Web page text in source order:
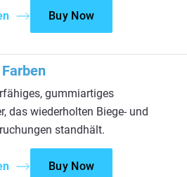
Buy Now
gummiartiges
das wiederholten Biege- und
standhält.
Buy Now